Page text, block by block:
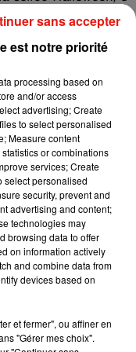
de peu (pas)
puisque
Coups a bien fait les
des animations
déjeunerpour les
le marathon
se multiplient et
canapé au fauteuil
n’est-il pas risqué
? Pas du tout, pour
trop inquiet au niveau
est notre priorité
processing based on
and/or access
advertising; Create
to select personalised
Measure content
or combinations
services; Create
select personalised
security, prevent and
advertising and content;
technologies may
browsing data to offer
on information actively
and combine data from
devices based on
et fermer", ou affiner en
"Gérer mes choix".
sans accepter